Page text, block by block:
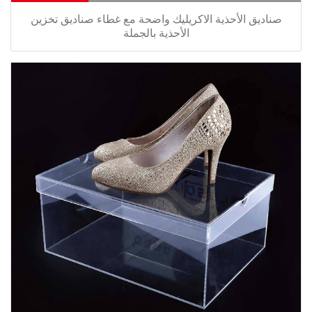
صناديق الأحذية الاكريليك واضحة مع غطاء صناديق تخزين
الأحذية بالجملة